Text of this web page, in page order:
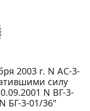
2003 г. N АС-3-
силу
N ВГ-3-
БГ-3-01/36"